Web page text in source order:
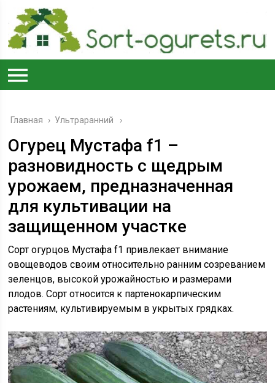
Главная › Ультраранний
Огурец Мустафа f1 –
разновидность с щедрым
урожаем, предназначенная
для культивации на
защищенном участке
Сорт огурцов Мустафа f1 привлекает внимание
овощеводов своим относительно ранним созреванием
зеленцов, высокой урожайностью и размерами
плодов. Сорт относится к партенокарпическим
растениям, культивируемым в укрытых грядках.